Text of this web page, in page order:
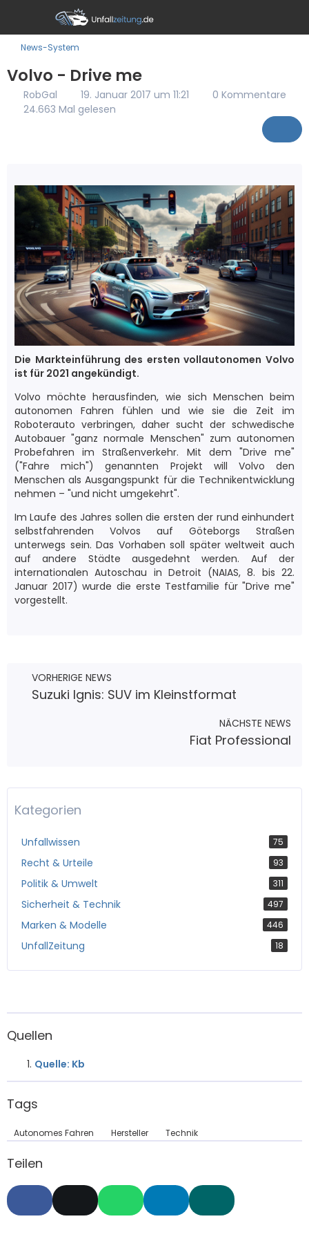
News-System
Volvo - Drive me
RobGal 19. Januar 2017 um 11:21
0 Kommentare
24.663 Mal gelesen
Die Markteinführung des ersten vollautonomen Volvo
ist für 2021 angekündigt.
Volvo möchte herausfinden, wie sich Menschen beim
autonomen Fahren fühlen und wie sie die Zeit im
Roboterauto verbringen, daher sucht der schwedische
Autobauer "ganz normale Menschen" zum autonomen
Probefahren im Straßenverkehr. Mit dem "Drive me"
("Fahre mich") genannten Projekt will Volvo den
Menschen als Ausgangspunkt für die Technikentwicklung
nehmen – "und nicht umgekehrt".
Im Laufe des Jahres sollen die ersten der rund einhundert
selbstfahrenden Volvos auf Göteborgs Straßen
unterwegs sein. Das Vorhaben soll später weltweit auch
auf andere Städte ausgedehnt werden. Auf der
internationalen Autoschau in Detroit (NAIAS, 8. bis 22.
Januar 2017) wurde die erste Testfamilie für "Drive me"
vorgestellt.
VORHERIGE NEWS
Suzuki Ignis: SUV im Kleinstformat
NÄCHSTE NEWS
Fiat Professional
Kategorien
Unfallwissen 75
Recht & Urteile 93
Politik & Umwelt 311
Sicherheit & Technik 497
Marken & Modelle 446
UnfallZeitung 18
Quellen
Quelle: Kb
Tags
Autonomes Fahren Hersteller Technik
Teilen